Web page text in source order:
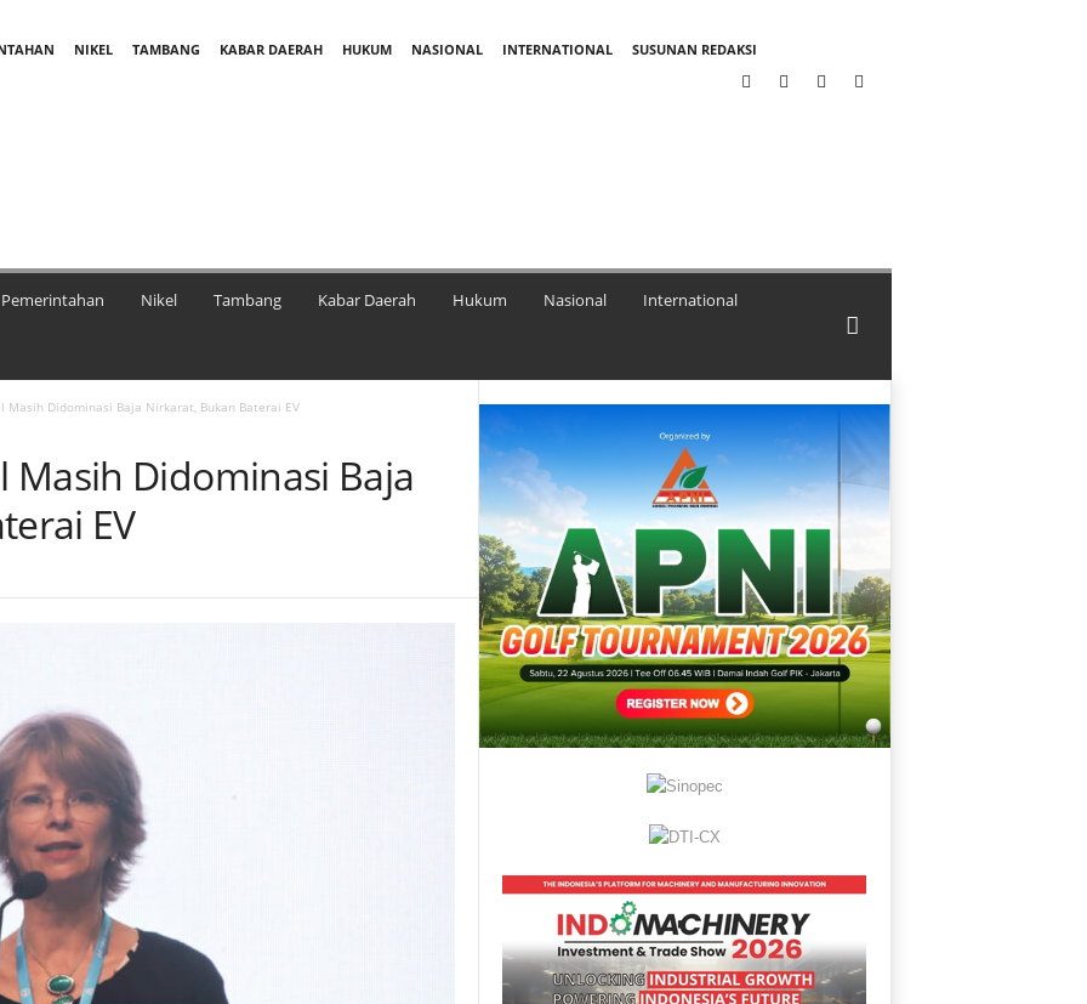
NIKEL TAMBANG KABAR DAERAH HUKUM NASIONAL INTERNATIONAL SUSUNAN REDAKSI
Pemerintahan Nikel Tambang Kabar Daerah Hukum Nasional International
Masih Didominasi Baja Nirkarat, Bukan Baterai EV
Masih Didominasi Baja
EV